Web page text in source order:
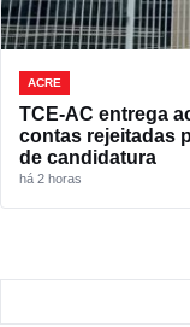
ACRE
TCE-AC entrega
contas rejeitadas
de candidatura
há 2 horas